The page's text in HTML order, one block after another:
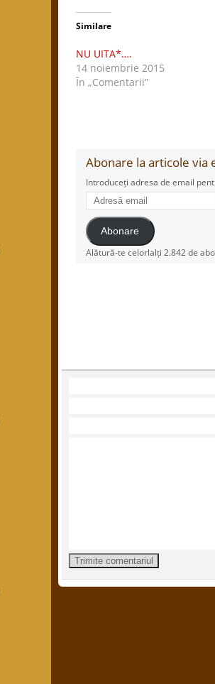
Similare
NU UITA*….
14 noiembrie 2015
În „Comentarii”
Abonare la articole via
Introduceți adresa de email
Adresă
email
Abonare
Alătură-te celorlalți 2.842 de